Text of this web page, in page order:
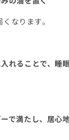
くなります。
れることで、 睡
で満たし、居心